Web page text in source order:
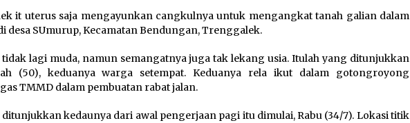
PWI, Wawan Fauzi:
Fatal
2026
Kejari Kota Tangerang
Miliar: Sewa Pesawat Fiktif,
Eks VP Angkasa Pura Kargo
6 Agustus 2026
it uterus saja mengayunkan cangkulnya untuk mengangkat tanah galian dalam
desa SUmurup, Kecamatan Bendungan, Trenggalek.
lagi muda, namun semangatnya juga tak lekang usia. Itulah yang ditunjukkan
(50), keduanya warga setempat. Keduanya rela ikut dalam gotongroyong
TMMD dalam pembuatan rabat jalan.
kedaunya dari awal pengerjaan pagi itu dimulai, Rabu (34/7). Lokasi titik